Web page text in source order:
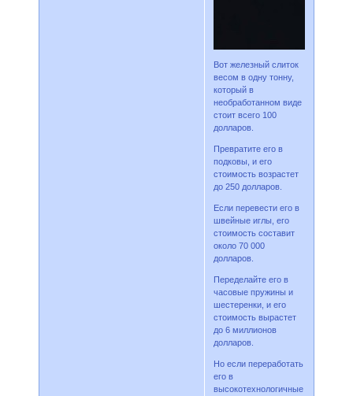
Вот железный слиток
весом в одну тонну,
который в
необработанном виде
стоит всего 100
долларов.
Превратите его в
подковы, и его
стоимость возрастет
до 250 долларов.
Если перевести его в
швейные иглы, его
стоимость составит
около 70 000
долларов.
Переделайте его в
часовые пружины и
шестеренки, и его
стоимость вырастет
до 6 миллионов
долларов.
Но если переработать
его в
высокотехнологичные